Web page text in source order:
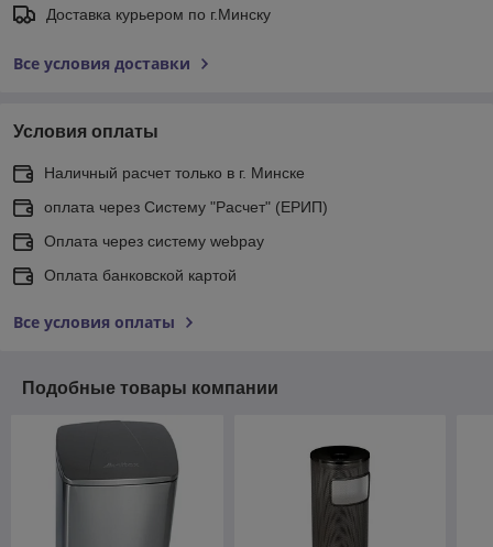
Доставка курьером по г.Минску
Все условия доставки
Условия оплаты
Наличный расчет только в г. Минске
оплата через Систему "Расчет" (ЕРИП)
Оплата через систему webpay
Оплата банковской картой
Все условия оплаты
Подобные товары компании